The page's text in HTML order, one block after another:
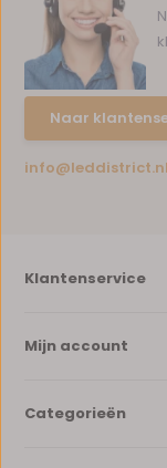
Naar
info@leddistrict.nl
Klantenservice
Mijn account
Categorieën